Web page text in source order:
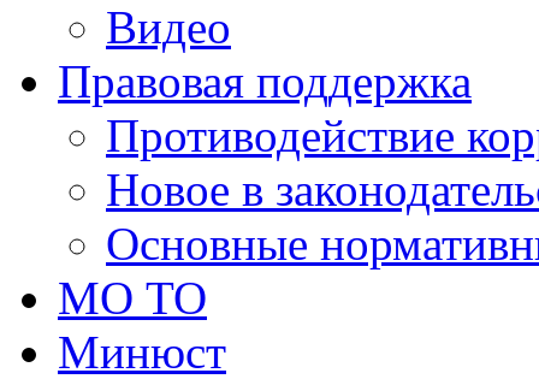
Видео
Правовая поддержка
Противодействие
Новое в
Основные
МО ТО
Минюст